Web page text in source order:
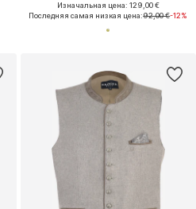
Изначальная цена: 129,00 €
Последняя самая низкая цена:92,00 €-12%